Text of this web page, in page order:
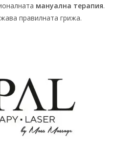
мануална терапия.
правилната грижа.